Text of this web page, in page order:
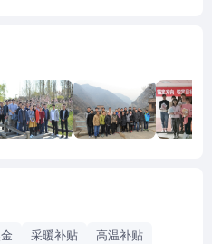
深耕“北斗+”与“矿山工业智
特色，融合北斗通信、北斗定
讯和定位为脉络的产品路
空域机动协同通信指挥系
警系统、地质保障系统等特
采暖补贴
高温补贴